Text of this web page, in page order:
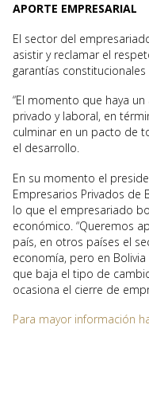
APORTE EMPRESARIAL
El sector del
asistir y reclamar el
garantías constitucionales
“El momento que haya
privado y laboral, en
culminar en un pacto de
el desarrollo.
En su momento el
Empresarios Privados de
lo que el empresariado
económico. “Queremos
país, en otros países el
economía, pero en
que baja el tipo de
ocasiona el cierre de
Para mayor información